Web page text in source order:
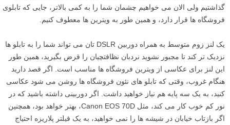
گذاشتیم ولی الان می خواهیم چشمان شما را به کمی بالاتر، جایی که تابلوی
فروشگاه ها قرار دارد، و همین طور به ویترین ها معطوف کنیم.
یک لنز زوم متوسط به همراه دوربین DSLR تان می تواند شما را به تابلو ها
نزدیک تر کند تا مجبور نشوید نردبان نظافتچیان را قرض بگیرید، همین طور
این لنز برای عکاسی از ویترین فروشگاه ها مناسب است. اگر قصد دارید
هنگام غروب، وقتی که تابلو های نئون فروشگاه ها روشن می شود عکاسی
کنید، به یک سه پایه هم نیاز خواهید داشت. اگر دوربینی داشته باشید که در
نور کم خوب کار می کند، مثل Canon EOS 70D، بهتر خواهد بود، همچنین
اگر بازتاب خیابان در شیشه ها را نمی خواهید، به یک فیلتر پلاریزه احتیاج